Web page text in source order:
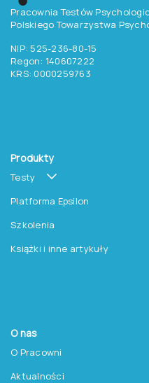
Pracownia Testów
Polskiego Towarzystwa
NIP: 525-236-80-15
Regon: 140607222
KRS: 0000259763
Produkty
Testy
Platforma Epsilon
Szkolenia
Książki i inne artykuły
O nas
O Pracowni
Aktualności